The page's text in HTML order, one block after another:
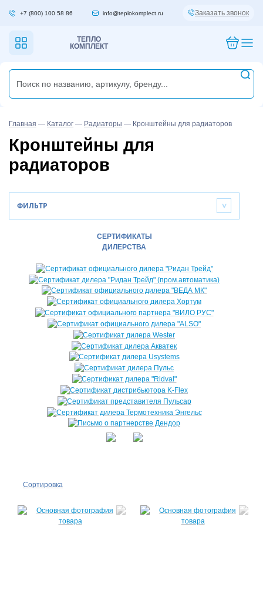
+7 (800) 100 58 86 info@teplokomplect.ru Заказать звонок
ТЕПЛО
КОМПЛЕКТ
Главная — Каталог — Радиаторы — Кронштейны для радиаторов
Кронштейны для
радиаторов
ФИЛЬТР >
СЕРТИФИКАТЫ
ДИЛЕРСТВА
Сортировка